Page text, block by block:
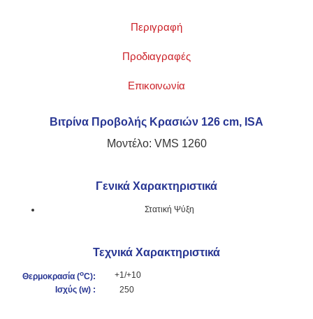
Περιγραφή
Προδιαγραφές
Επικοινωνία
Βιτρίνα Προβολής Κρασιών 126 cm, ISA
Μοντέλο: VMS 1260
Γενικά Χαρακτηριστικά
Στατική Ψύξη
Τεχνικά Χαρακτηριστικά
Θερμοκρασία (oC):
+1/+10
Ισχύς (w) : 250